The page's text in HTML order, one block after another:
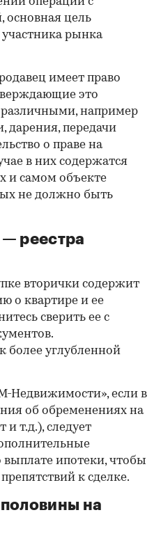
цель
участника рынка
имеет право
это
например
дарения, передачи
о праве на
в них содержатся
и самом объекте
не должно быть
реестра
вторички содержит
о квартире и ее
сверить ее с
более углубленной
Недвижимости», если в
об обременениях на
и т.д.), следует
ипотеки, чтобы
к сделке.
на